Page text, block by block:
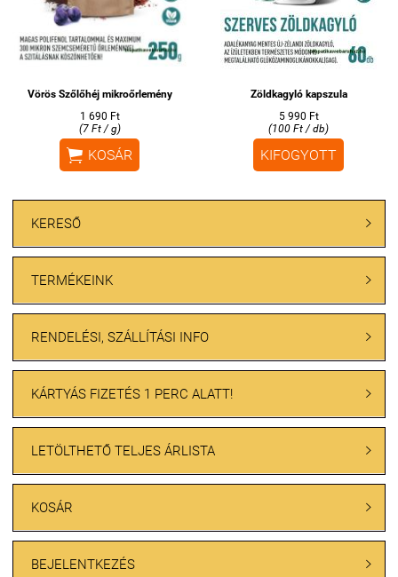
Vörös Szőlőhéj mikroőrlemény
1 690 Ft
(7 Ft / g)
 KOSÁR
Zöldkagyló kapszula
5 990 Ft
(100 Ft / db)
KIFOGYOTT
KERESŐ 
TERMÉKEINK 
RENDELÉSI, SZÁLLÍTÁSI INFO 
KÁRTYÁS FIZETÉS 1 PERC ALATT! 
LETÖLTHETŐ TELJES ÁRLISTA 
KOSÁR 
BEJELENTKEZÉS 